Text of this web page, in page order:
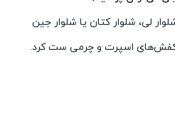
لی، شلوار کتان یا شلوار جین
کفش‌های اسپرت و چرمی ست کرد.